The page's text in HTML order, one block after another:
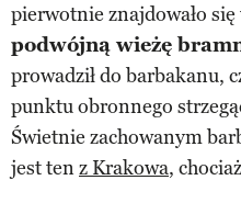
pierwotnie znajdowało
podwójną wieżę
prowadził do barbakanu,
punktu obronnego
Świetnie zachowanym
jest tenz Krakowa,